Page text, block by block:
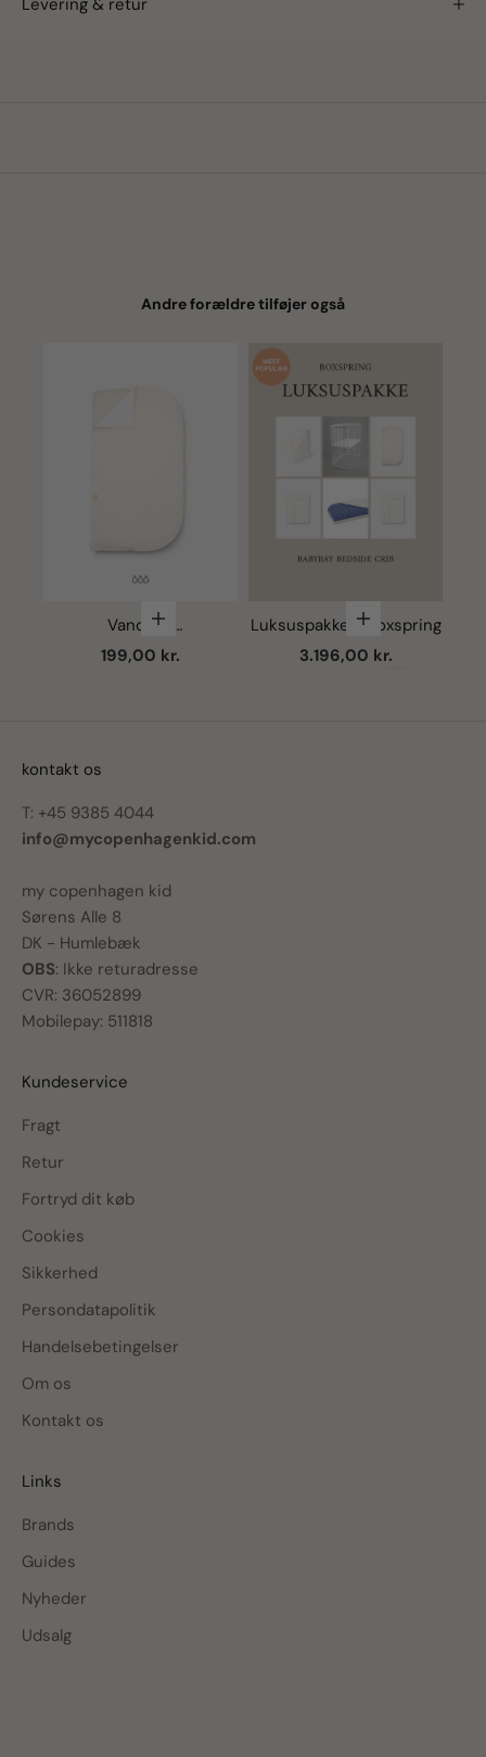
Andre forældre tilføjer også
Vælg muligheder
Vandtæt
madrasbeskytter
Salgspris
199,00 kr.
Vælg
Luksuspakke - Boxspring
Salgspris
3.196,00 kr.
kontakt os
T: +45 9385 4044
info@mycopenhagenkid.com
my copenhagen kid
Sørens Alle 8
DK - Humlebæk
OBS: Ikke returadresse
CVR: 36052899
Mobilepay: 511818
Kundeservice
Fragt
Retur
Fortryd dit køb
Cookies
Sikkerhed
Persondatapolitik
Handelsebetingelser
Om os
Kontakt os
Links
Brands
Guides
Nyheder
Udsalg